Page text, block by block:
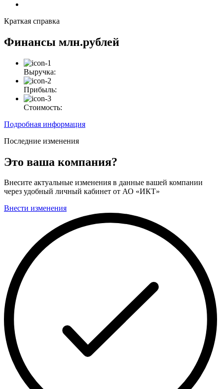
Краткая справка
Финансы млн.рублей
Выручка:
Прибыль:
Стоимость:
Подробная информация
Последние изменения
Это ваша компания?
Внесите актуальные изменения в данные вашей компании
через удобный личный кабинет от АО «ИКТ»
Внести изменения